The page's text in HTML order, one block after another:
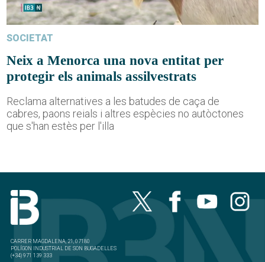
SOCIETAT
Neix a Menorca una nova entitat per
protegir els animals assilvestrats
Reclama alternatives a les batudes de caça de
cabres, paons reials i altres espècies no autòctones
que s'han estès per l'illa
CARRER MAGDALENA, 21, 07180
POLÍGON INDUSTRIAL DE SON BUGADELLES
(+34) 971 139 333